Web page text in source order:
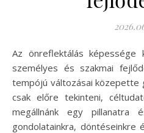
Az önreflektálás képessége kulcsfontosságú tényező a
személyes és szakmai
tempójú változásai közepette
csak előre tekinteni,
megállnánk egy pillanatra
gondolatainkra, döntéseinkre